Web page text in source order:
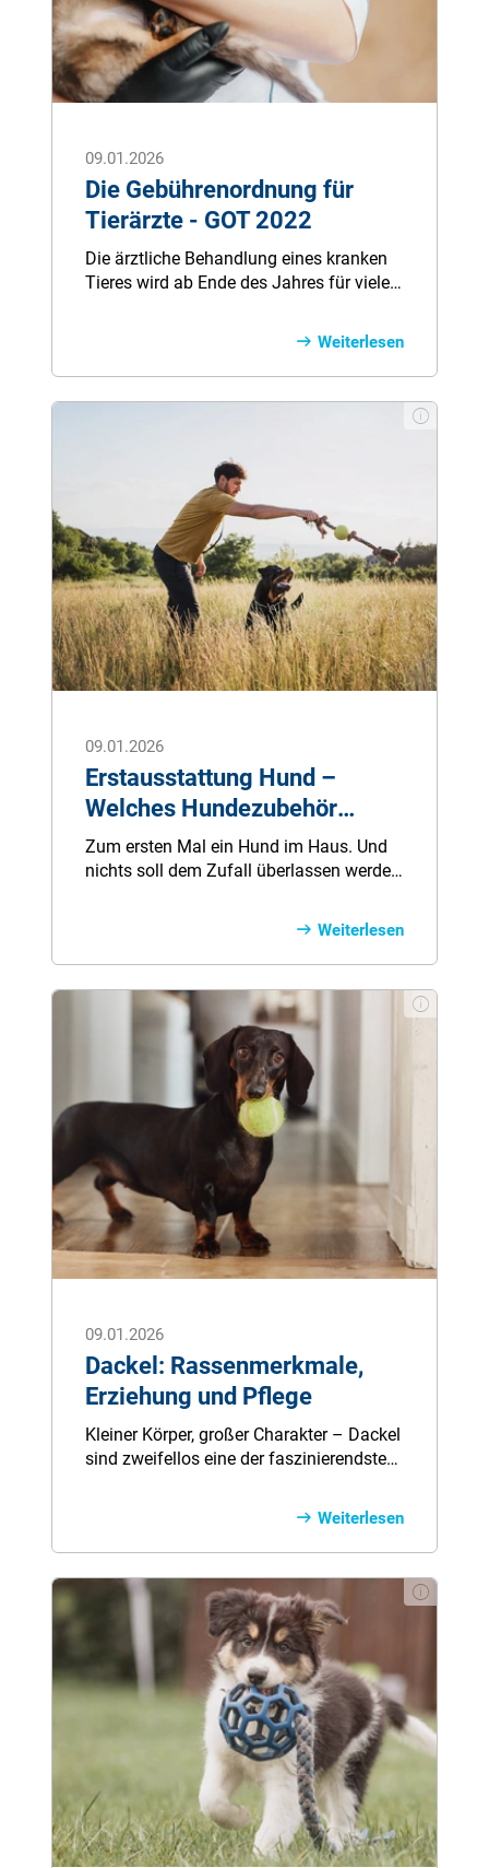
09.01.2026
Die Gebührenordnung für
Tierärzte - GOT 2022
Die ärztliche Behandlung eines kranken
Tieres wird ab Ende des Jahres für viele
November 2022 tritt die neue
Gebührenordnung für Tierärzte in Kraft.
Das Gebührenverzeichnis sieht dann
deutlich höhere Honorare für viele
Weiterlesen
09.01.2026
Erstausstattung Hund –
Welches Hundezubehör
benötigen Vierbeiner
wirklich?
Zum ersten Mal ein Hund im Haus. Und
nichts soll dem Zufall überlassen werden,
auch richtig wohlfühlt. Wir geben
praktische Tipps für die sinnvolle
Erstausstattung des Hundes.
Weiterlesen
09.01.2026
Dackel: Rassenmerkmale,
Erziehung und Pflege
Kleiner Körper, großer Charakter – Dackel
sind zweifellos eine der faszinierendsten
Aussehen und ihr unerschütterlicher Mut
haben die Herzen von Hundeliebhabern
auf der ganzen Welt erobert. Doch Dackel
sind weit mehr als nur süße Gesichter mit
kurzen Beinchen. In diesem Ratgeber
erfahren Sie alles Wichtige rund um die
kleine Hunderasse.
Weiterlesen